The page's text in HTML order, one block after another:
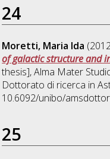
24
Moretti, Maria Ida
of galactic structure and
thesis], Alma Mater
Dottorato di ricerca in
10.6092/unibo/
25